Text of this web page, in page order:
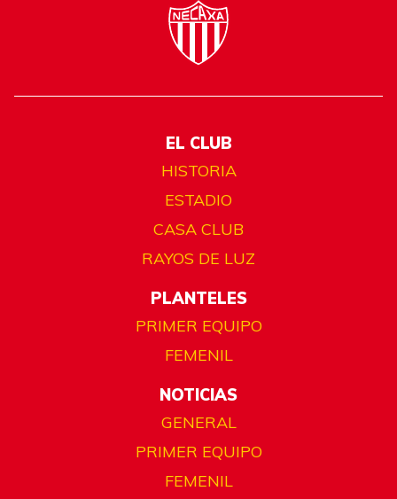
EL CLUB
HISTORIA
ESTADIO
CASA CLUB
RAYOS DE LUZ
PLANTELES
PRIMER EQUIPO
FEMENIL
NOTICIAS
GENERAL
PRIMER EQUIPO
FEMENIL